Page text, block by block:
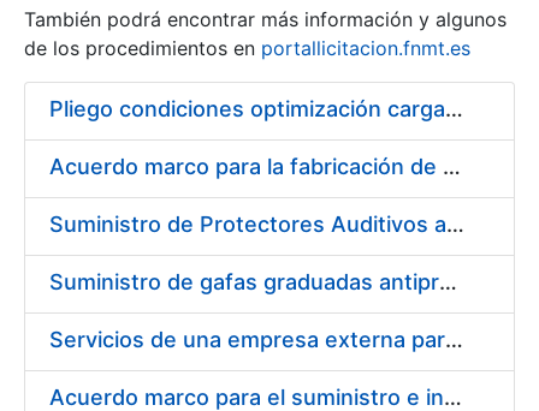
Show/Hide
También podrá encontrar más información y algunos
de los procedimientos en portallicitacion.fnmt.es
Pliego condiciones optimización cargas compras firmado
Acuerdo marco para la fabricación de piezas
Suministro de Protectores Auditivos a medida para las personas trabajadoras de los Centros de Trabajo de Madrid y Burgos
Suministro de gafas graduadas antiproyecciones para los trabajadores de la FNMT-RCM en los centros de trabajo de Madrid y Burgos
Servicios de una empresa externa para el asesoramiento y resolución de los recursos de alzada que se presentan relacionados con procesos de selección para la FNMT-RCM
Acuerdo marco para el suministro e instalación de persianas, estores y otros complementos